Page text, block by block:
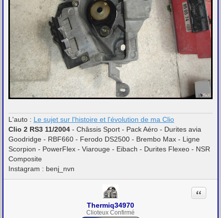
L'auto : Le sujet sur l'histoire et l'évolution de ma Clio
Clio 2 RS3 11/2004 - Châssis Sport - Pack Aéro - Durites avia
Goodridge - RBF660 - Ferodo DS2500 - Brembo Max - Ligne
Scorpion - PowerFlex - Viarouge - Eibach - Durites Flexeo - NSR
Composite
Instagram : benj_nvn
Thermiq34970
Clioteux Confirmé
Citation